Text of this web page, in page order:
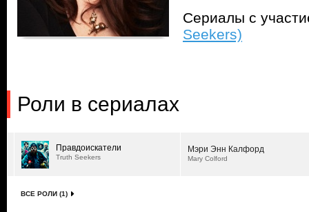
Сериалы с
Seekers)
Роли в сериалах
Правдоискатели
Truth Seekers
Мэри Энн Калфорд
Mary Colford
ВСЕ РОЛИ (1)